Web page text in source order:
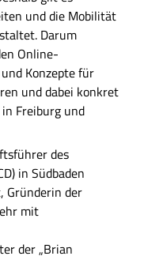
und die Mobilität
Darum
Online-
Konzepte für
und dabei konkret
Freiburg und
des
in Südbaden
Gründerin der
mit
der „Brian